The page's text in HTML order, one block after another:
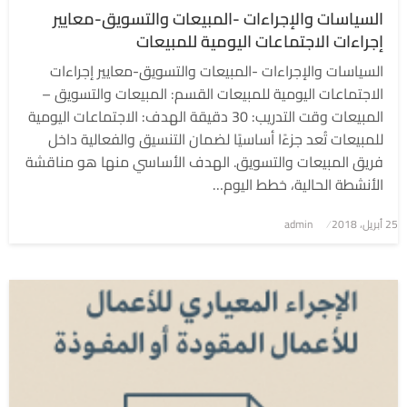
السياسات والإجراءات -المبيعات والتسويق-معايير
إجراءات الاجتماعات اليومية للمبيعات
السياسات والإجراءات -المبيعات والتسويق-معايير إجراءات
الاجتماعات اليومية للمبيعات القسم: المبيعات والتسويق –
المبيعات وقت التدريب: 30 دقيقة الهدف: الاجتماعات اليومية
للمبيعات تُعد جزءًا أساسيًا لضمان التنسيق والفعالية داخل
فريق المبيعات والتسويق. الهدف الأساسي منها هو مناقشة
الأنشطة الحالية، خطط اليوم…
نُشر
25 أبريل، 2018 admin